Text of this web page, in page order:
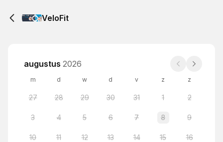
VeloFit
augustus 2026
m d w d v z z
27 28 29 30 31 1 2
3 4 5 6 7 8 9
10 11 12 13 14 15 16